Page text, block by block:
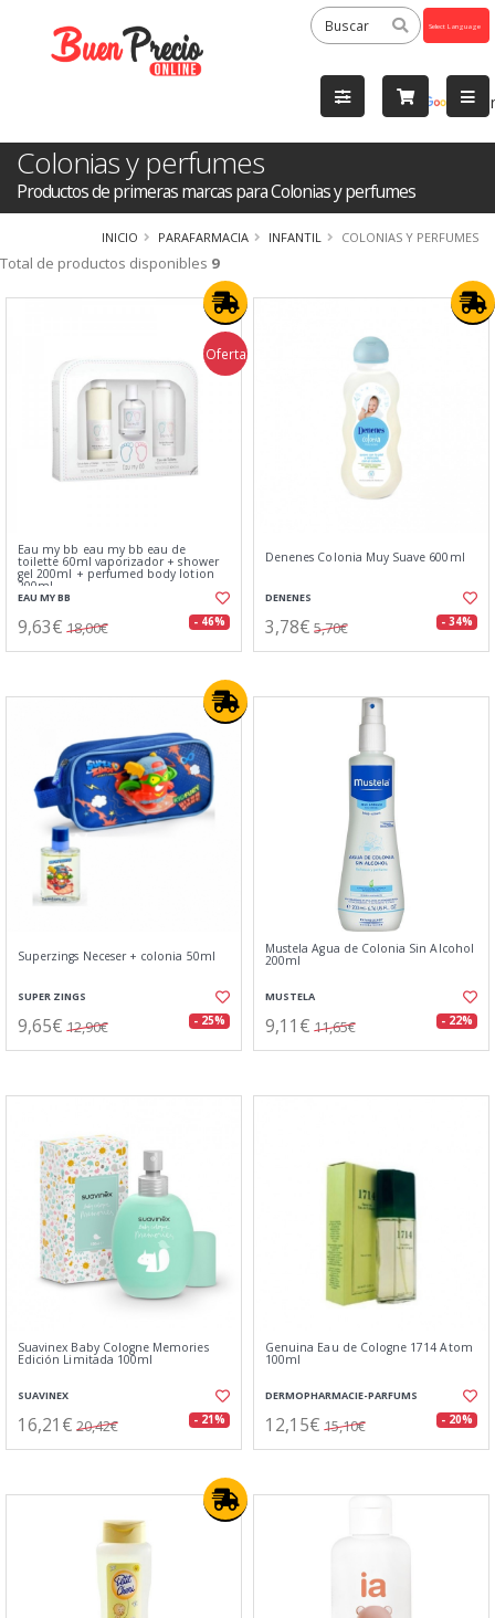
by
Colonias y perfumes
Productos de primeras marcas para Colonias y perfumes
INICIO PARAFARMACIA INFANTIL COLONIAS Y PERFUMES
Total de productos disponibles 9
Oferta
Eau my bb eau my bb eau de
toilette 60ml vaporizador + shower
gel 200ml + perfumed body lotion
200ml
EAU MY BB
9,63€ 18,00€ - 46%
Denenes Colonia Muy Suave 600ml
DENENES
3,78€ 5,70€ - 34%
Superzings Neceser + colonia 50ml
SUPER ZINGS
9,65€ 12,90€ - 25%
Mustela Agua de Colonia Sin Alcohol
200ml
MUSTELA
9,11€ 11,65€ - 22%
Suavinex Baby Cologne Memories
Edición Limitada 100ml
SUAVINEX
16,21€ 20,42€ - 21%
Genuina Eau de Cologne 1714 Atom
100ml
DERMOPHARMACIE-PARFUMS
12,15€ 15,10€ - 20%